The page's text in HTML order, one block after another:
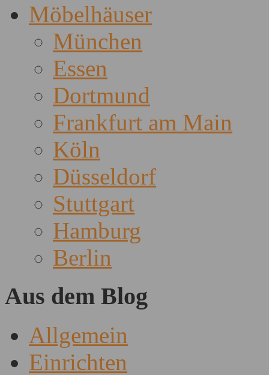
Möbelhäuser
München
Essen
Dortmund
Frankfurt am Main
Köln
Düsseldorf
Stuttgart
Hamburg
Berlin
Aus dem Blog
Allgemein
Einrichten